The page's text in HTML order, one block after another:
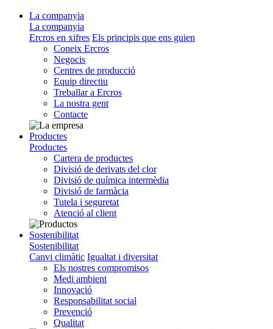
La companyia
La companyia
Ercros en xifres Els principis que ens guien
Coneix Ercros
Negocis
Centres de producció
Equip directiu
Treballar a Ercros
La nostra gent
Contacte
Productes
Productes
Cartera de productes
Divisió de derivats del clor
Divisió de química intermèdia
Divisió de farmàcia
Tutela i seguretat
Atenció al client
Sostenibilitat
Sostenibilitat
Canvi climàtic Igualtat i diversitat
Els nostres compromisos
Medi ambient
Innovació
Responsabilitat social
Prevenció
Qualitat